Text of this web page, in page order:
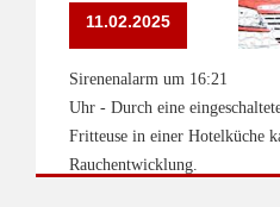
11.02.2025
Sirenenalarm um 16:21
Uhr - Durch eine
Fritteuse in einer Hotelküche
Rauchentwicklung.